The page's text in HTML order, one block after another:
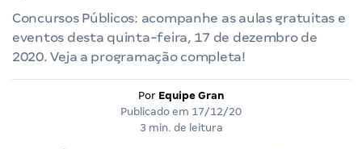
Concursos Públicos: acompanhe as aulas gratuitas e
eventos desta quinta-feira, 17 de dezembro de
2020. Veja a programação completa!
Por Equipe Gran
Publicado em 17/12/20
3 min. de leitura